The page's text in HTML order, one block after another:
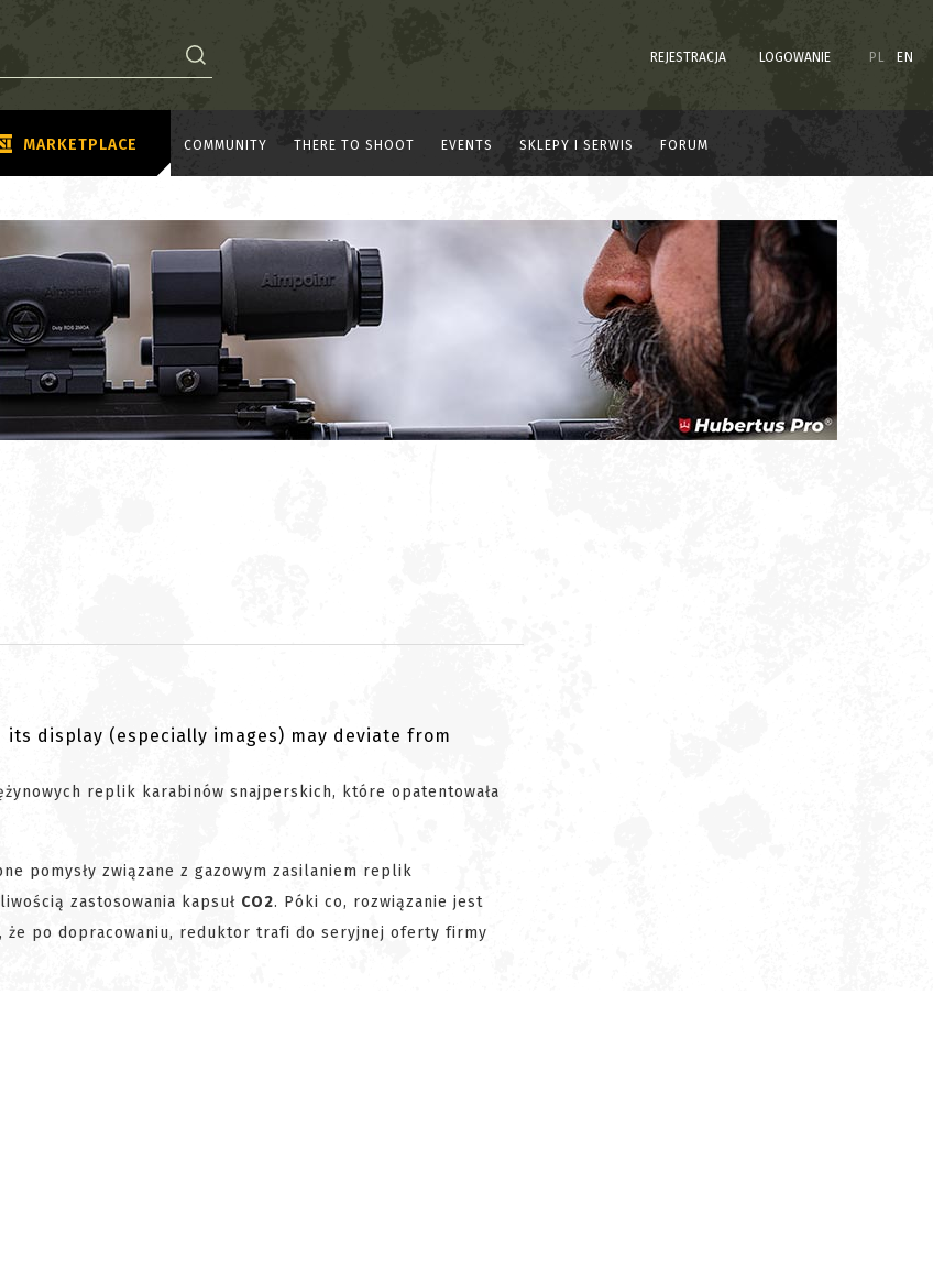
REJESTRACJA LOGOWANIE PL EN
MARKETPLACE COMMUNITY THERE TO SHOOT EVENTS SKLEPY I SERWIS FORUM
display (especially images) may deviate from
replik karabinów snajperskich, które opatentowała
pomysły związane z gazowym zasilaniem replik
zastosowania kapsuł CO2. Póki co, rozwiązanie jest
że po dopracowaniu, reduktor trafi do seryjnej oferty firmy